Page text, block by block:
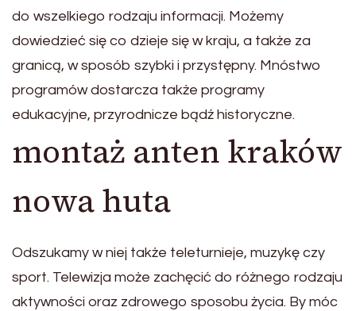
do wszelkiego rodzaju informacji. Możemy
dowiedzieć się co dzieje się w kraju, a także za
granicą, w sposób szybki i przystępny. Mnóstwo
programów dostarcza także programy
edukacyjne, przyrodnicze bądź historyczne.
montaż anten kraków
nowa huta
Odszukamy w niej także teleturnieje, muzykę czy
sport. Telewizja może zachęcić do różnego rodzaju
aktywności oraz zdrowego sposobu życia. By móc